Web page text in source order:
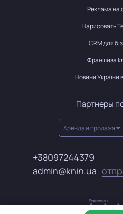
Реклама на
Нарисовать
CRM для
Франшиза
Новини України
Партнеры
Аренда и продажа
+38097244379
admin@knin.ua